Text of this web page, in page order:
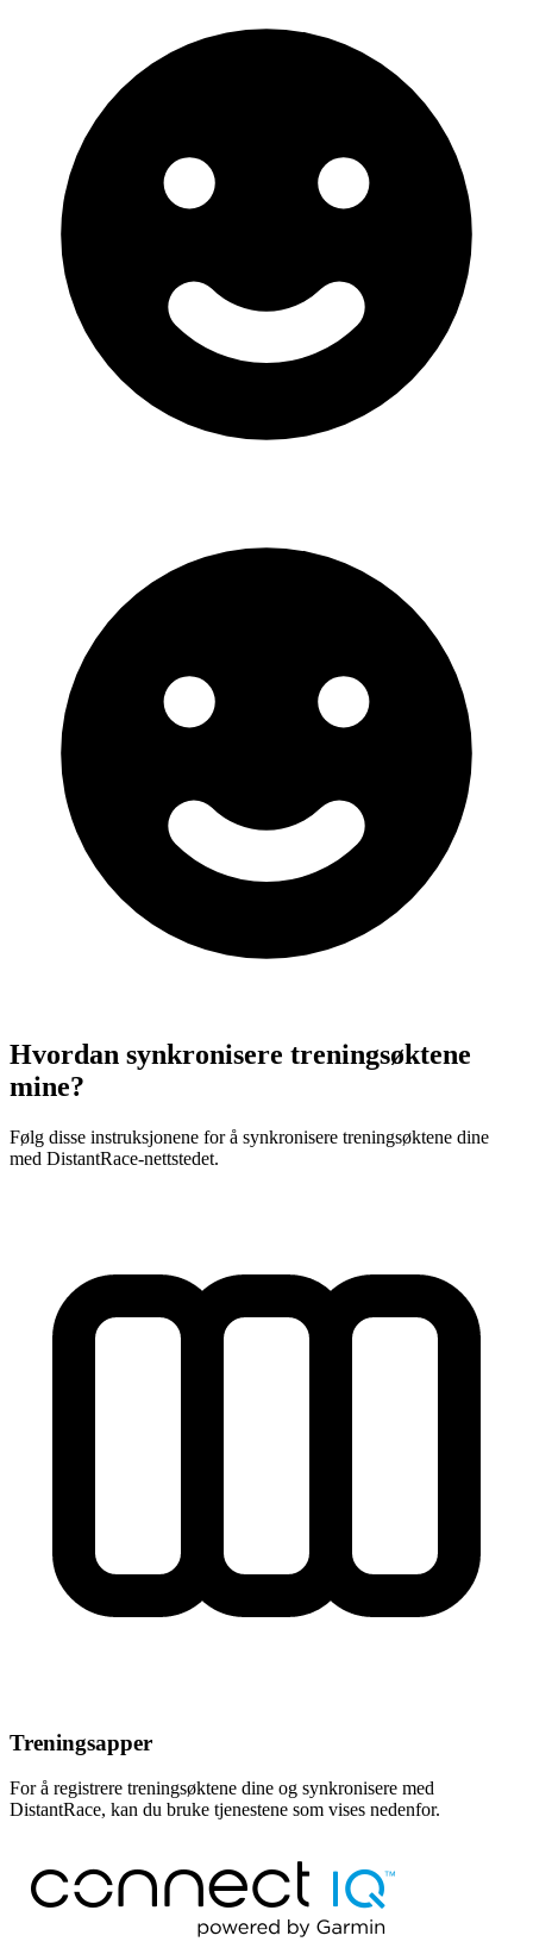
Hvordan synkronisere treningsøktene
mine?
Følg disse instruksjonene for å synkronisere treningsøktene dine
med DistantRace-nettstedet.
Treningsapper
For å registrere treningsøktene dine og synkronisere med
DistantRace, kan du bruke tjenestene som vises nedenfor.